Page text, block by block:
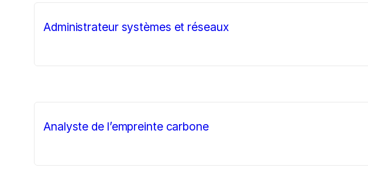
Administrateur systèmes et réseaux
Analyste de l’empreinte carbone